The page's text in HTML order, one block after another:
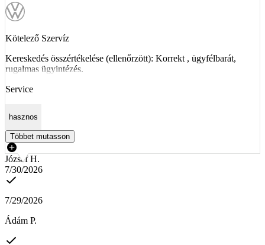
Kötelező Szervíz
Kereskedés összértékelése (ellenőrzött): Korrekt , ügyfélbarát,
rugalmas ügyintézés.
Service
hasznos
Többet mutasson
József H.
7/30/2026
7/29/2026
Ádám P.